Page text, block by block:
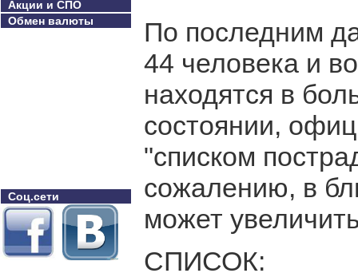
Акции и СПО
Обмен валюты
Соц.сети
По последним
44 человека и
находятся в
состоянии,
"списком
сожалению, в
может
СПИСОК: